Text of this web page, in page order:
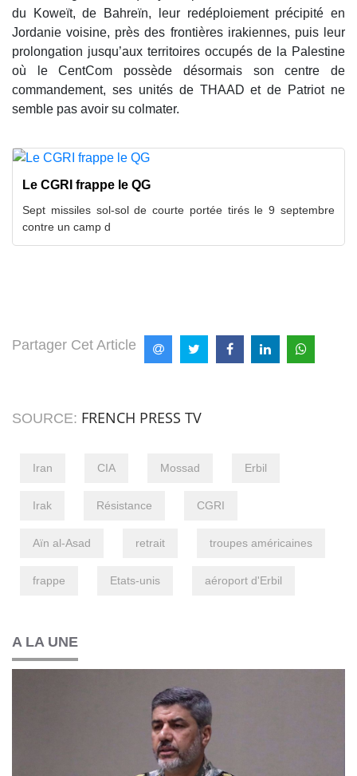
du Koweït, de Bahreïn, leur redéploiement précipité en
Jordanie voisine, près des frontières irakiennes, puis leur
prolongation jusqu’aux territoires occupés de la Palestine
où le CentCom possède désormais son centre de
commandement, ses unités de THAAD et de Patriot ne
semble pas avoir su colmater.
Le CGRI frappe le QG
Sept missiles sol-sol de courte portée tirés le 9 septembre
contre un camp d
Partager Cet Article
SOURCE: FRENCH PRESS TV
Iran CIA Mossad Erbil
Irak Résistance CGRI
Aïn al-Asad retrait troupes américaines
frappe Etats-unis aéroport d'Erbil
A LA UNE